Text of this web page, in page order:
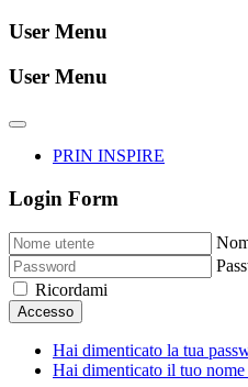
User Menu
User Menu
PRIN INSPIRE
Login Form
Ricordami
Accesso
Hai dimenticato la tua
Hai dimenticato il tuo nome